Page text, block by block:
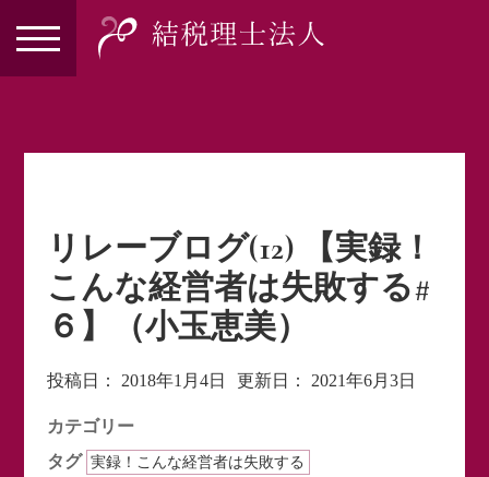
リレーブログ(12) 【実録！
こんな経営者は失敗する#
６】（小玉恵美）
投稿日： 2018年1月4日 更新日： 2021年6月3日
カテゴリー
タグ 実録！こんな経営者は失敗する